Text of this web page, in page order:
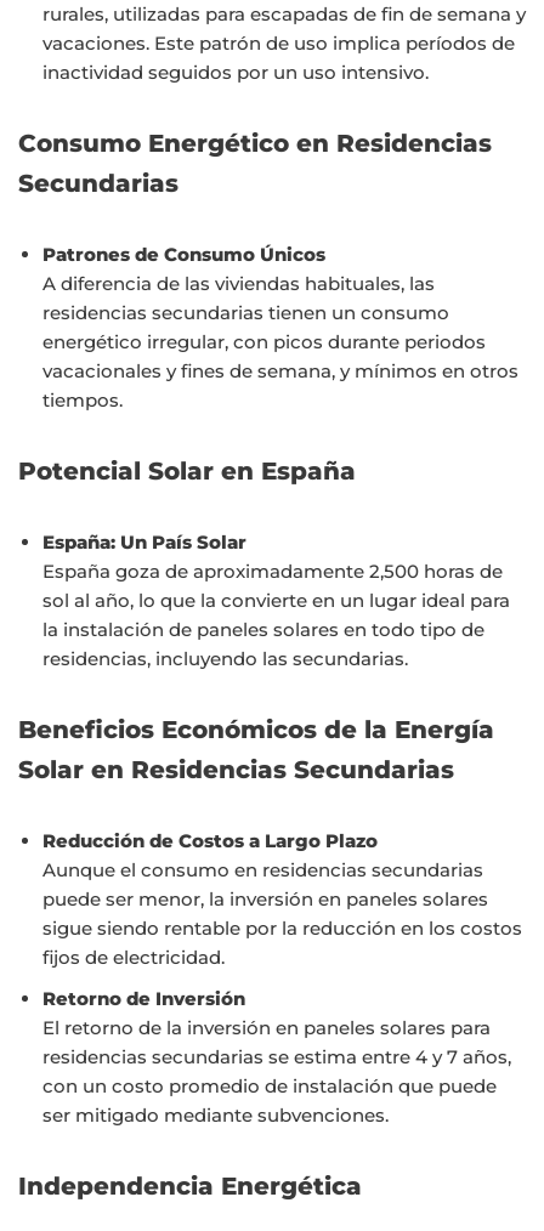
rurales, utilizadas para escapadas de fin de semana y
vacaciones. Este patrón de uso implica períodos de
inactividad seguidos por un uso intensivo.
Consumo Energético en Residencias
Secundarias
Patrones de Consumo Únicos
A diferencia de las viviendas habituales, las
residencias secundarias tienen un consumo
energético irregular, con picos durante periodos
vacacionales y fines de semana, y mínimos en otros
tiempos.
Potencial Solar en España
España: Un País Solar
España goza de aproximadamente 2,500 horas de
sol al año, lo que la convierte en un lugar ideal para
la instalación de paneles solares en todo tipo de
residencias, incluyendo las secundarias.
Beneficios Económicos de la Energía
Solar en Residencias Secundarias
Reducción de Costos a Largo Plazo
Aunque el consumo en residencias secundarias
puede ser menor, la inversión en paneles solares
sigue siendo rentable por la reducción en los costos
fijos de electricidad.
Retorno de Inversión
El retorno de la inversión en paneles solares para
residencias secundarias se estima entre 4 y 7 años,
con un costo promedio de instalación que puede
ser mitigado mediante subvenciones.
Independencia Energética